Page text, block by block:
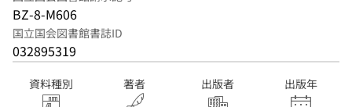
BZ-8-M606
国立国会図書館書誌ID
032895319
資料種別 著者 出版者 出版年